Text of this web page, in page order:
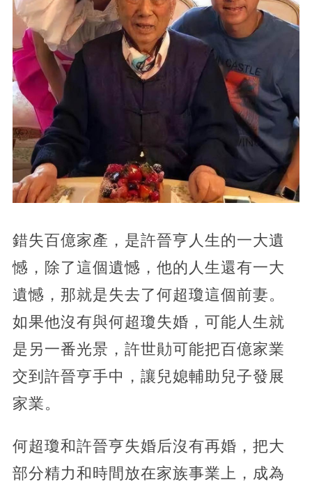
錯失百億家產，是許晉亨人生的一大遺
憾，除了這個遺憾，他的人生還有一大
遺憾，那就是失去了何超瓊這個前妻。
如果他沒有與何超瓊失婚，可能人生就
是另一番光景，許世勛可能把百億家業
交到許晉亨手中，讓兒媳輔助兒子發展
家業。
何超瓊和許晉亨失婚后沒有再婚，把大
部分精力和時間放在家族事業上，成為